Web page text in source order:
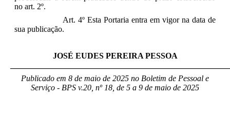
no art. 2º.
Art. 4º Esta Portaria entra em vigor na data de
sua publicação.
JOSÉ EUDES PEREIRA PESSOA
Publicado em 8 de maio de 2025 no Boletim de Pessoal e
Serviço - BPS v.20, nº 18, de 5 a 9 de maio de 2025